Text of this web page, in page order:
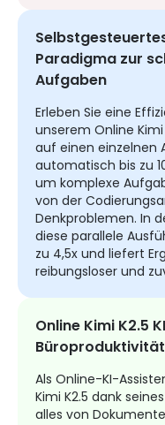
Paradigma zur
Aufgaben
Erleben Sie eine
unserem Online
auf einen einzelnen
automatisch bis zu
um komplexe
von der
Denkproblemen. In
diese parallele
zu 4,5x und liefert
reibungsloser und
Online Kimi K2.5
Büroproduktivität
Als Online-KI-
Kimi K2.5 dank
alles von